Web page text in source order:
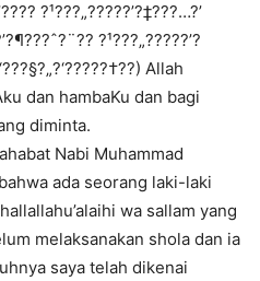
?¹???„?????’?‡???…?’
?¹???„?????’?
Allah
dan hambaKu dan bagi
diminta.
Nabi Muhammad
ada seorang laki-laki
wa sallam yang
melaksanakan shola dan ia
saya telah dikenai